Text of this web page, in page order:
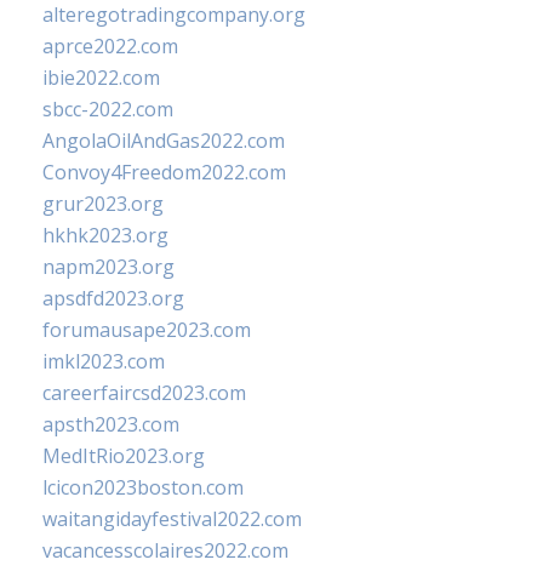
alteregotradingcompany.org
aprce2022.com
ibie2022.com
sbcc-2022.com
AngolaOilAndGas2022.com
Convoy4Freedom2022.com
grur2023.org
hkhk2023.org
napm2023.org
apsdfd2023.org
forumausape2023.com
imkl2023.com
careerfaircsd2023.com
apsth2023.com
MedItRio2023.org
lcicon2023boston.com
waitangidayfestival2022.com
vacancesscolaires2022.com